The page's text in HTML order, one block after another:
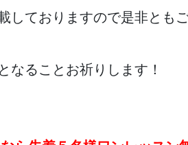
しておりますので是非とも
なることお祈りします！